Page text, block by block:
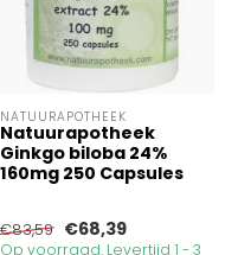
NATUURAPOTHEEK
Natuurapotheek
Ginkgo biloba 24%
160mg 250 Capsules
€83,59 €68,39
Op voorraad. Levertijd 1 - 3